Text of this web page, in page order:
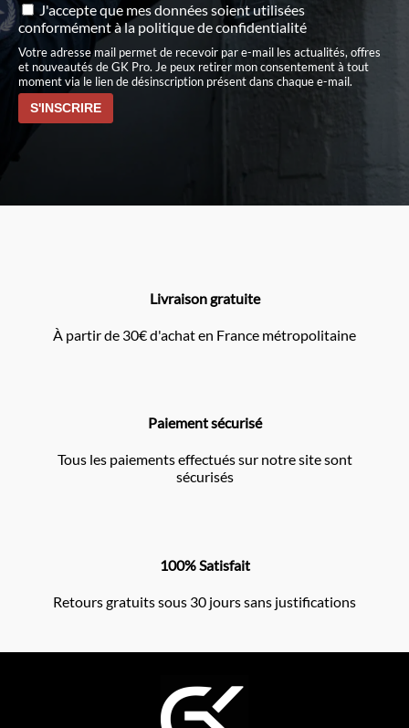
J'accepte que mes données soient utilisées
conformément àla politique de confidentialité
Votre adresse mail permet de recevoir par e-mail les actualités, offres
et nouveautés de GK Pro. Je peux retirer mon consentement à tout
moment via le lien de désinscription présent dans chaque e-mail.
Livraison gratuite
À partir de 30€ d'achat en France métropolitaine
Paiement sécurisé
Tous les paiements effectués sur notre site sont
sécurisés
100% Satisfait
Retours gratuits sous 30 jours sans justifications